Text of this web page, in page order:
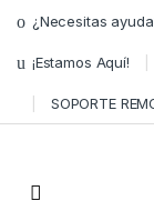
¿Necesitas
¡Estamos Aquí!
SOPORTE